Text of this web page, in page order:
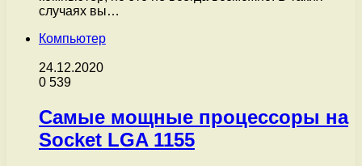
случаях вы…
Компьютер
24.12.2020
0 539
Самые мощные процессоры на
Socket LGA 1155